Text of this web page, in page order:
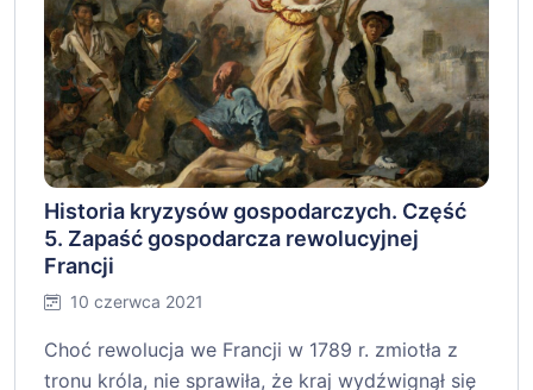
Historia kryzysów gospodarczych. Część
5. Zapaść gospodarcza rewolucyjnej
Francji
10 czerwca 2021
Choć rewolucja we Francji w 1789 r. zmiotła z
tronu króla, nie sprawiła, że kraj wydźwignął się